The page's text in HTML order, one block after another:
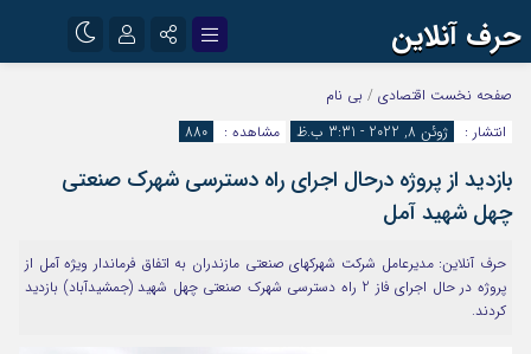
حرف آنلاین
اینستاگرام
آپارات
رمز عبور
مرا به خاطر بسپار
صفحه نخست اقتصادی / بی نام
انتشار :
ژوئن 8, 2022 - 3:31 ب.ظ مشاهده : 880
بازديد از پروژه درحال اجرای راه دسترسی شهرک صنعتی
چهل شهيد آمل
حرف آنلاین: مديرعامل شركت شهركهاي صنعتي مازندران به اتفاق فرماندار ويژه آمل از
پروژه در حال اجراي فاز 2 راه دسترسي شهرك صنعتي چهل شهيد (جمشيدآباد) بازديد
كردند.